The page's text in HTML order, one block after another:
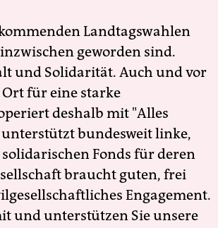
Landtagswahlen
geworden sind.
und Solidarität. Auch und vor
für eine starke
deshalb mit "Alles
bundesweit linke,
Fonds für deren
braucht guten, frei
Engagement.
und unterstützen Sie unsere